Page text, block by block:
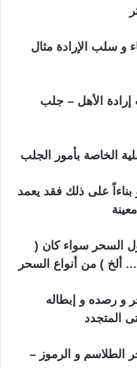
و سلب الإرادة مثال
الأهل – جلب
الخاصة بأمور الجلب
على ذلك فقد يعمد
السحر سواء كان (
ألخ ) من أنواع السحر
رصده و إبطاله
المتجدد
و الرموز –